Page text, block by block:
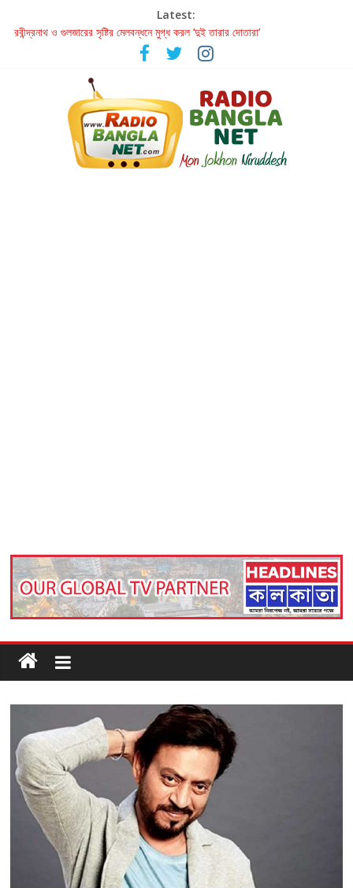
Latest:
রবীন্দ্রনাথ ও গুলজারের সৃষ্টির মেলবন্ধনে মুগ্ধ করল ‘দুই তারার দোতারা’
কলের গান থেকে রীলস্ — বাঙালির গান শোনার বিবর্তনের গল্প
জগন্নাথমঙ্গলম্ — বাংলায় প্রথমবার মঞ্চে এবার রথযাত্রার উদযাপন
Retribution: A Thought-Provoking Short Film That Challenges
Our Understanding of Justice
হাওয়া বদলের টলিউডে ‘তুমি এলে তাই’